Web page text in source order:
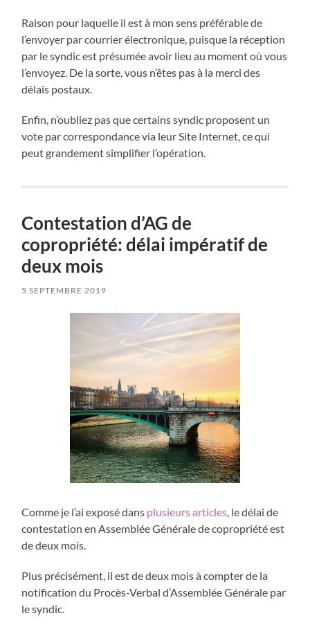
Raison pour laquelle il est à mon sens préférable de
l’envoyer par courrier électronique, puisque la réception
par le syndic est présumée avoir lieu au moment où vous
l’envoyez. De la sorte, vous n’êtes pas à la merci des
délais postaux.
Enfin, n’oubliez pas que certains syndic proposent un
vote par correspondance via leur Site Internet, ce qui
peut grandement simplifier l’opération.
Contestation d’AG de
copropriété: délai impératif de
deux mois
5 SEPTEMBRE 2019
Comme je l’ai exposé dans plusieursarticles, le délai de
contestation en Assemblée Générale de copropriété est
de deux mois.
Plus précisément, il est de deux mois à compter de la
notification du Procès-Verbal d’Assemblée Générale par
le syndic.